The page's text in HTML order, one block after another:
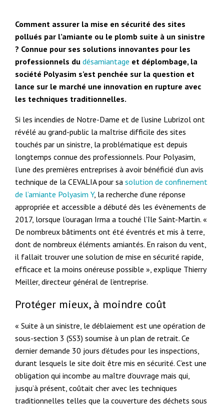
Comment assurer la mise en sécurité des sites
pollués par l’amiante ou le plomb suite à un sinistre
? Connue pour ses solutions innovantes pour les
professionnels dudésamiantage et déplombage, la
société Polyasim s’est penchée sur la question et
lance sur le marché une innovation en rupture avec
les techniques traditionnelles.
Si les incendies de Notre-Dame et de l’usine Lubrizol ont
révélé au grand-public la maîtrise difficile des sites
touchés par un sinistre, la problématique est depuis
longtemps connue des professionnels. Pour Polyasim,
l’une des premières entreprises à avoir bénéficié d’un avis
technique de la CEVALIA pour sasolution de confinement
de l’amiante Polyasim Y, la recherche d’une réponse
appropriée et accessible a débuté dès les évènements de
2017, lorsque l’ouragan Irma a touché l’île Saint-Martin. «
De nombreux bâtiments ont été éventrés et mis à terre,
dont de nombreux éléments amiantés. En raison du vent,
il fallait trouver une solution de mise en sécurité rapide,
efficace et la moins onéreuse possible », explique Thierry
Meiller, directeur général de l’entreprise.
Protéger mieux, à moindre coût
« Suite à un sinistre, le déblaiement est une opération de
sous-section 3 (SS3) soumise à un plan de retrait. Ce
dernier demande 30 jours d’études pour les inspections,
durant lesquels le site doit être mis en sécurité. C’est une
obligation qui incombe au maître d’ouvrage mais qui,
jusqu’à présent, coûtait cher avec les techniques
traditionnelles telles que la couverture des déchets sous